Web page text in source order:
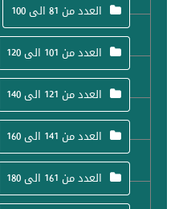
العدد من 81 الى 100
العدد من 101 الى 120
العدد من 121 الى 140
العدد من 141 الى 160
العدد من 161 الى 180